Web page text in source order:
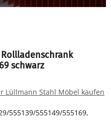
schwarz
Lüllmann Stahl Möbel kaufen
555139/555149/555169,